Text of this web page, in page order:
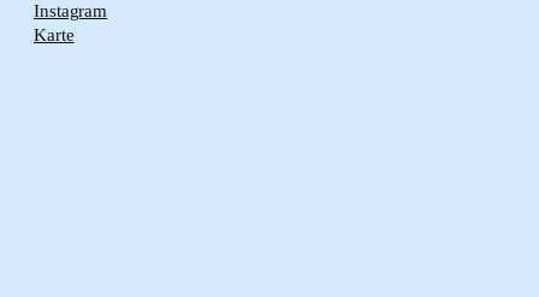
Instagram
Karte